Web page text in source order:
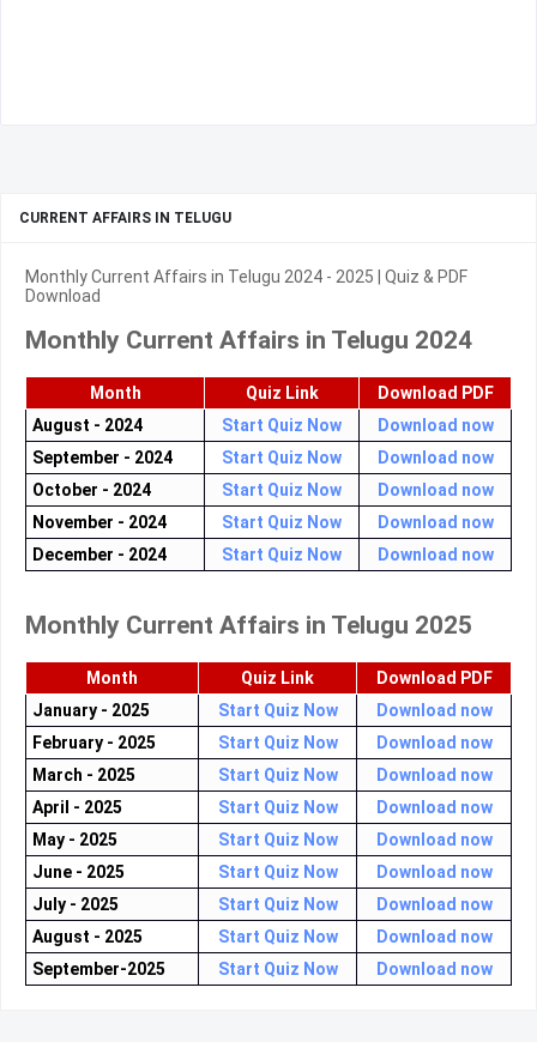
CURRENT AFFAIRS IN TELUGU
Monthly Current Affairs in Telugu 2024 - 2025 | Quiz & PDF
Download
Monthly Current Affairs in Telugu 2024
Month Quiz Link
Download PDF
August - 2024
Start Quiz Now
Download now
September - 2024
Start Quiz Now
Download now
October - 2024
Start Quiz Now
Download now
November - 2024
Start Quiz Now
Download now
December - 2024
Start Quiz Now Download now
Monthly Current Affairs in Telugu 2025
Month Quiz Link
Download PDF
January - 2025
Start Quiz Now
Download now
February - 2025
Start Quiz Now
Download now
March - 2025
Start Quiz Now
Download now
April - 2025
Start Quiz Now
Download now
May - 2025
Start Quiz Now
Download now
June - 2025
Start Quiz Now
Download now
July - 2025
Start Quiz Now
Download now
August - 2025
Start Quiz Now
Download now
September-2025
Start Quiz Now Download now